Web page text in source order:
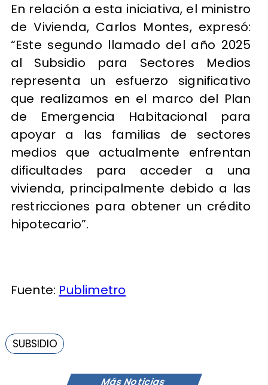
Más Noticias
En relación a esta iniciativa, el ministro
de Vivienda, Carlos Montes, expresó:
“Este segundo llamado del año 2025
al Subsidio para Sectores Medios
representa un esfuerzo significativo
que realizamos en el marco del Plan
de Emergencia Habitacional para
apoyar a las familias de sectores
medios que actualmente enfrentan
dificultades para acceder a una
vivienda, principalmente debido a las
restricciones para obtener un crédito
hipotecario”.
Fuente: Publimetro
SUBSIDIO